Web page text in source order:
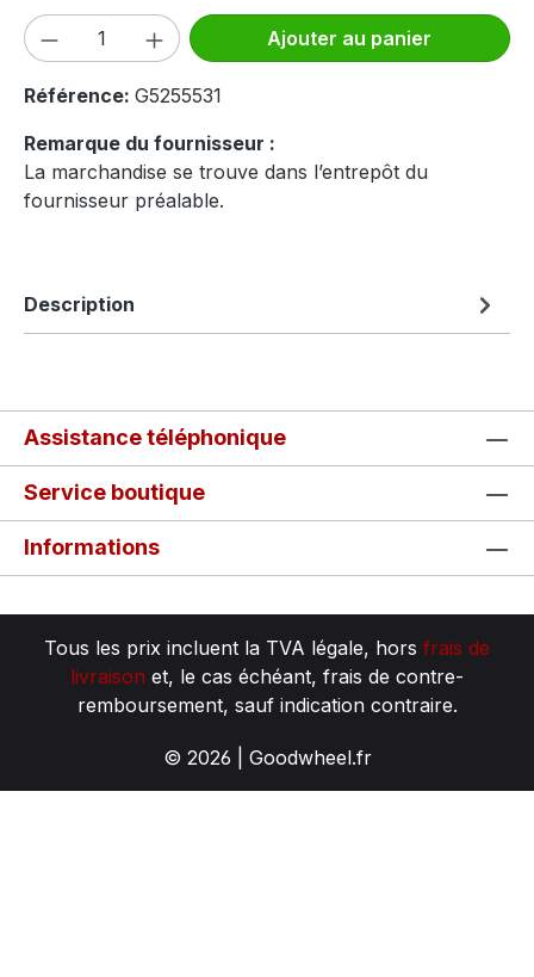
Quantité de produit : Entrez la
Ajouter au panier
Référence: G5255531
Remarque du fournisseur :
La marchandise se trouve dans l’entrepôt du
fournisseur préalable.
Description
Assistance téléphonique
Service boutique
Informations
Tous les prix incluent la TVA légale, hors frais de
livraison et, le cas échéant, frais de contre-
remboursement, sauf indication contraire.
© 2026 | Goodwheel.fr